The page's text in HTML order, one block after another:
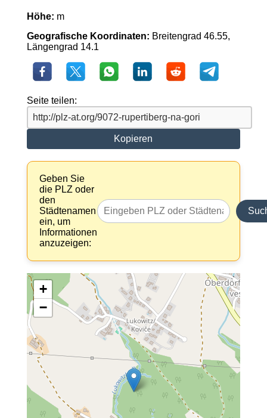
Höhe: m
Geografische Koordinaten: Breitengrad 46.55,
Längengrad 14.1
Seite teilen:
Kopieren
Geben Sie
die PLZ oder
den
Städtenamen
ein, um
Informationen
anzuzeigen:
+
−